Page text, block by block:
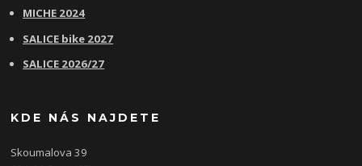
MICHE 2024
SALICE bike 2027
SALICE 2026/27
KDE NÁS NAJDETE
Skoumalova 39